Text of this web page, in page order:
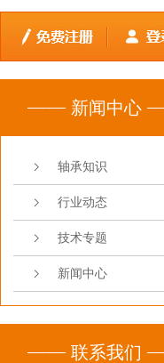
新闻中心
轴承知识
行业动态
技术专题
新闻中心
联系我们